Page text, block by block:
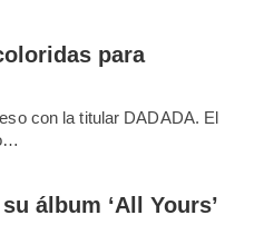
para
con la titular DADADA. El
álbum ‘All Yours’